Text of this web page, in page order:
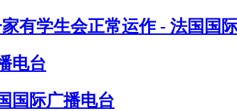
有学生会正常运作 - 法国国
电台
国际广播电台